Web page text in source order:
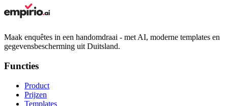
Maak enquêtes in een handomdraai - met AI, moderne templates en
gegevensbescherming uit Duitsland.
Functies
Product
Prijzen
Templates